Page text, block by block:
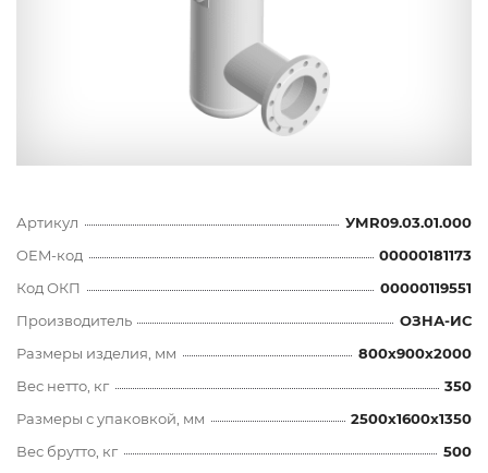
Артикул
УМR09.03.01.000
OEM-код
00000181173
Код ОКП
00000119551
Производитель
ОЗНА-ИС
Размеры изделия, мм
800x900x2000
Вес нетто, кг
350
Размеры с упаковкой, мм
2500x1600x1350
Вес брутто, кг
500